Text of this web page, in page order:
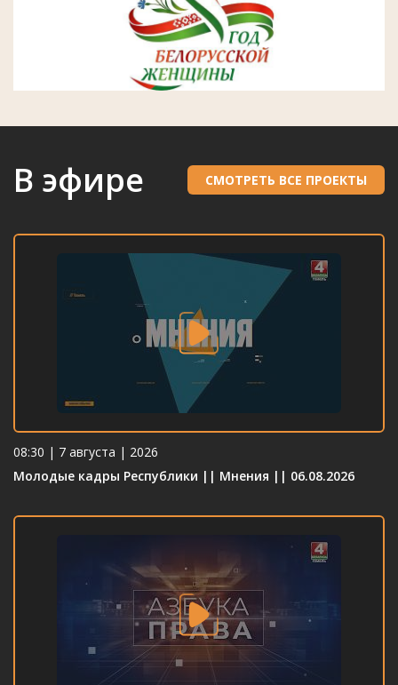
В эфире СМОТРЕТЬ ВСЕ ПРОЕКТЫ
08:30 | 7 августа | 2026
Молодые кадры Республики || Мнения || 06.08.2026